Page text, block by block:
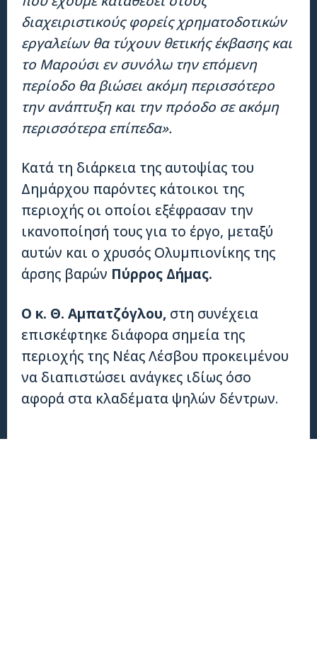
διαχειριστικούς φορείς χρηματοδοτικών
εργαλείων θα τύχουν θετικής έκβασης και
το Μαρούσι εν συνόλω την επόμενη
περίοδο θα βιώσει ακόμη περισσότερο
την ανάπτυξη και την πρόοδο σε ακόμη
περισσότερα επίπεδα».
Κατά τη διάρκεια της αυτοψίας του
Δημάρχου παρόντες κάτοικοι της
περιοχής οι οποίοι εξέφρασαν την
ικανοποίησή τους για το έργο, μεταξύ
αυτών και ο χρυσός Ολυμπιονίκης της
άρσης βαρών Πύρρος Δήμας.
Ο κ. Θ. Αμπατζόγλου, στη συνέχεια
επισκέφτηκε διάφορα σημεία της
περιοχής της Νέας Λέσβου προκειμένου
να διαπιστώσει ανάγκες ιδίως όσο
αφορά στα κλαδέματα ψηλών δέντρων.